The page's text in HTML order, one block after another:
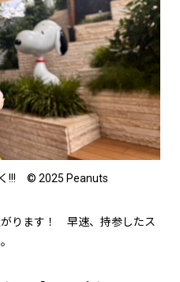
!!! © 2025 Peanuts
ります！ 早速、持参したス